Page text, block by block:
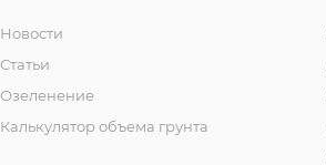
Новости
Статьи
Озеленение
Калькулятор объема грунта